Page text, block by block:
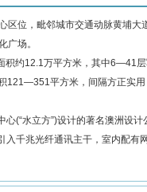
位，毗邻城市交通动脉黄埔大
广场。
约12.1万平方米，其中6—41层
121—351平方米，间隔方正实
水立方”)设计的著名澳洲设计
千兆光纤通讯主干，室内配